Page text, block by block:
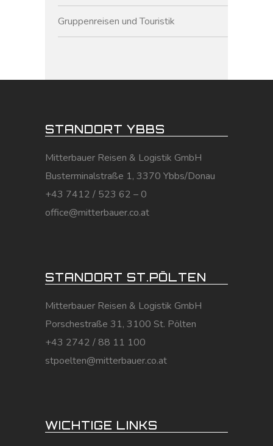
Gruppenreisen und Touristik
STANDORT YBBS
Mitterbauer Reisen & Logistik GmbH
Busterminalstraße 1, 3370 Ybbs/Donau
+43 7412 / 523 62 – 0
office@mitterbauer.co.at
STANDORT ST.PÖLTEN
Mitterbauer Reisen & Logistik GmbH
Porschestraße 31, 3100 St. Pölten
+43 2742 / 88 11 100
stpoelten@mitterbauer.co.at
WICHTIGE LINKS